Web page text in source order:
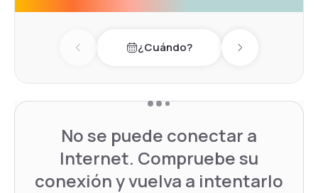
Previous day¿Cuándo? Next day
No se puede conectar a
Internet. Compruebe su
conexión y vuelva a intentarlo